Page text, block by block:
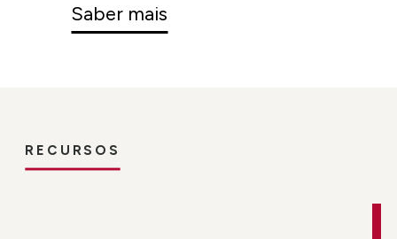
Saber mais
RECURSOS